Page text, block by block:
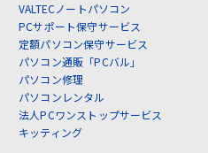
VALTECノートパソコン
PCサポート保守サービス
定額パソコン保守サービス
パソコン通販「PCバル」
パソコン修理
パソコンレンタル
法人PCワンストップサービス
キッティング